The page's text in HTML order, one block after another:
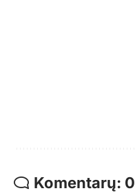
Komentarų: 0